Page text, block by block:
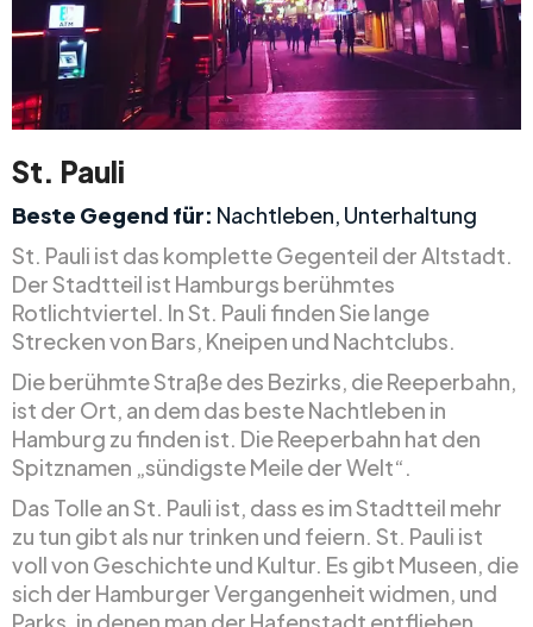
St. Pauli
Beste Gegend für: Nachtleben, Unterhaltung
St. Pauli ist das komplette Gegenteil der Altstadt.
Der Stadtteil ist Hamburgs berühmtes
Rotlichtviertel. In St. Pauli finden Sie lange
Strecken von Bars, Kneipen und Nachtclubs.
Die berühmte Straße des Bezirks, die Reeperbahn,
ist der Ort, an dem das beste Nachtleben in
Hamburg zu finden ist. Die Reeperbahn hat den
Spitznamen „sündigste Meile der Welt“.
Das Tolle an St. Pauli ist, dass es im Stadtteil mehr
zu tun gibt als nur trinken und feiern. St. Pauli ist
voll von Geschichte und Kultur. Es gibt Museen, die
sich der Hamburger Vergangenheit widmen, und